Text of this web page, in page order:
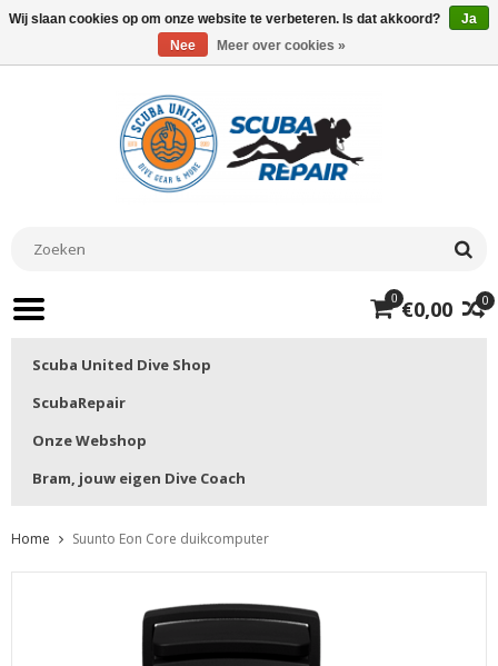
0
0 €0,00
Scuba United Dive Shop
ScubaRepair
Onze Webshop
Bram, jouw eigen Dive Coach
Home Suunto Eon Core duikcomputer
Wij slaan cookies op om onze website te verbeteren. Is dat akkoord?
Ja
Nee
Meer over cookies »